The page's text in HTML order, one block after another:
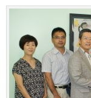
SHinE（PTA活動）
入園・入学について
制服
スクールバス
学費・諸費一覧